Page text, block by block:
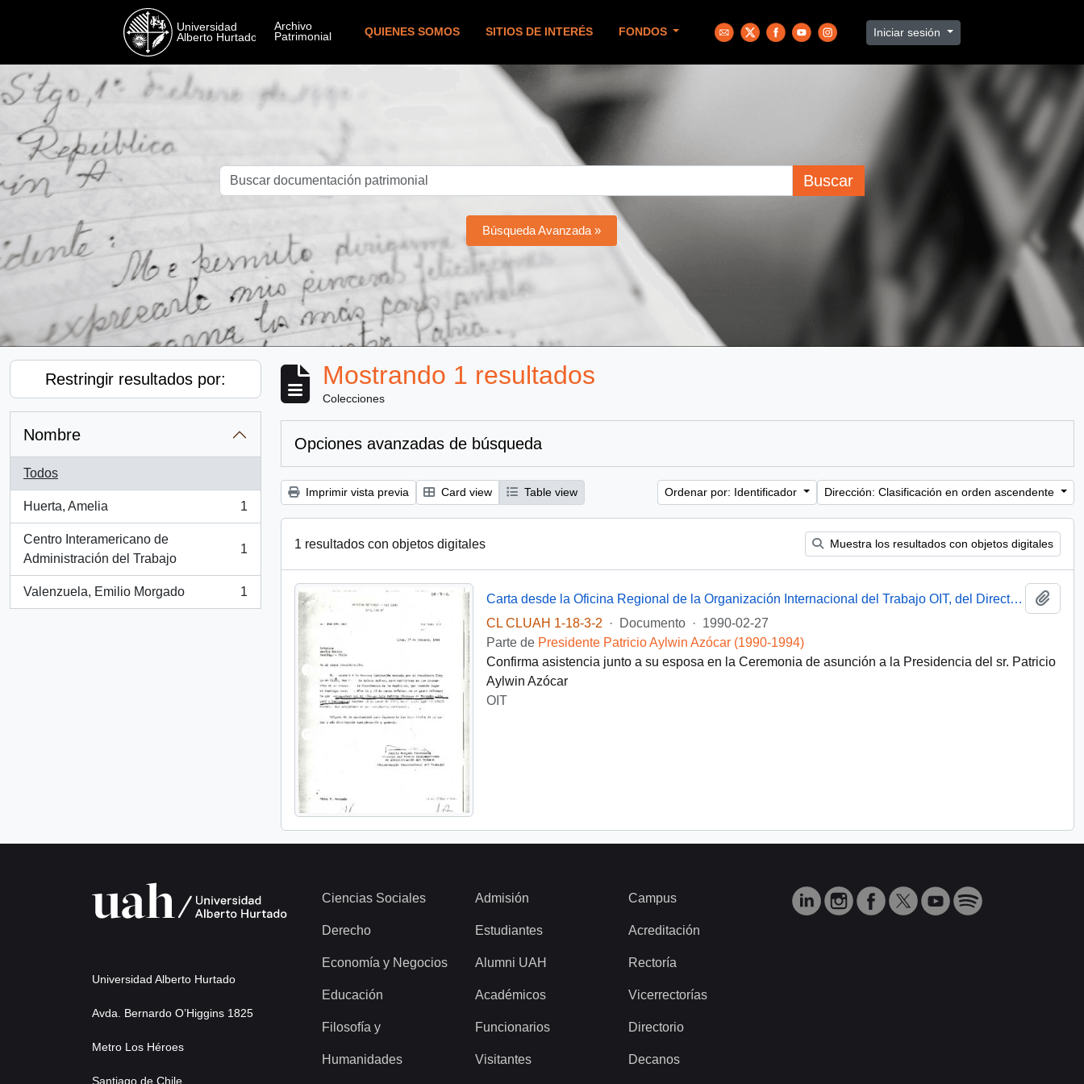
QUIENES SOMOS SITIOS DE INTERÉS FONDOS Iniciar sesión
Buscar
Búsqueda Avanzada »
Restringir resultados por:
Nombre
Todos
Huerta, Amelia
, 1 resultados
1
Centro Interamericano de
Administración del Trabajo
, 1 resultados
1
Valenzuela, Emilio Morgado
, 1 resultados
1
Mostrando 1 resultados
Colecciones
Opciones avanzadas de búsqueda
Imprimir vista previa Card view Table view Ordenar por: Identificador Dirección: Clasificación en orden ascendente
1 resultados con objetos digitales Muestra los resultados con objetos digitales
Carta desde la Oficina Regional de la Organización Internacional del Trabajo OIT, del Director del Centro Interamericano de Administración del Trabajo, sr. Emilio Morgado Valenzuela, dirigida a la Sra. Amelia Huerta
CL CLUAH 1-18-3-2
· Documento · 1990-02-27
Parte de Presidente Patricio Aylwin Azócar (1990-1994)
Confirma asistencia junto a su esposa en la Ceremonia de asunción a la Presidencia del sr. Patricio
Aylwin Azócar
OIT
Universidad Alberto Hurtado
Avda. Bernardo O’Higgins 1825
Metro Los Héroes
Santiago de Chile
Ciencias Sociales
Derecho
Economía y Negocios
Educación
Filosofía y
Humanidades
Admisión
Estudiantes
Alumni UAH
Académicos
Funcionarios
Visitantes
Campus
Acreditación
Rectoría
Vicerrectorías
Directorio
Decanos